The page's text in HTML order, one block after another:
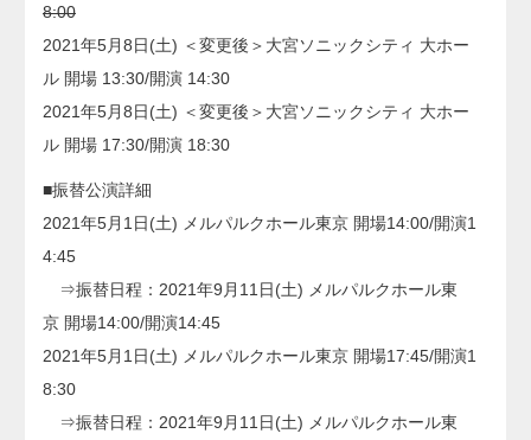
8:00
2021年5月8日(土) ＜変更後＞大宮ソニックシティ 大ホー
ル 開場 13:30/開演 14:30
2021年5月8日(土) ＜変更後＞大宮ソニックシティ 大ホー
ル 開場 17:30/開演 18:30
■振替公演詳細
2021年5月1日(土) メルパルクホール東京 開場14:00/開演1
4:45
⇒振替日程：2021年9月11日(土) メルパルクホール東
京 開場14:00/開演14:45
2021年5月1日(土) メルパルクホール東京 開場17:45/開演1
8:30
⇒振替日程：2021年9月11日(土) メルパルクホール東